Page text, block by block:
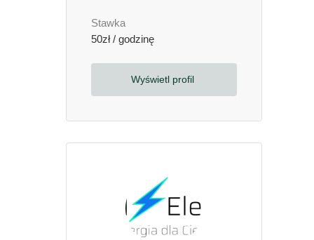
Stawka
50zł / godzinę
Wyświetl profil